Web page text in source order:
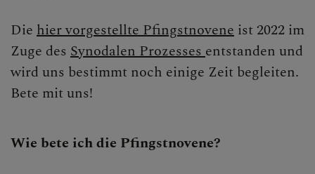
Pfingstnovene
Maria Himmelfahrt
ERLEBEN
Die hier vorgestellte Pfingstnovene ist 2022 im
Zuge des Synodalen Prozessesentstanden und
wird uns bestimmt noch einige Zeit begleiten.
Bete mit uns!
Wie bete ich die Pfingstnovene?